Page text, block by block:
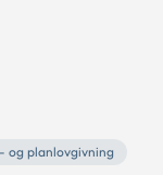
og planlovgivning